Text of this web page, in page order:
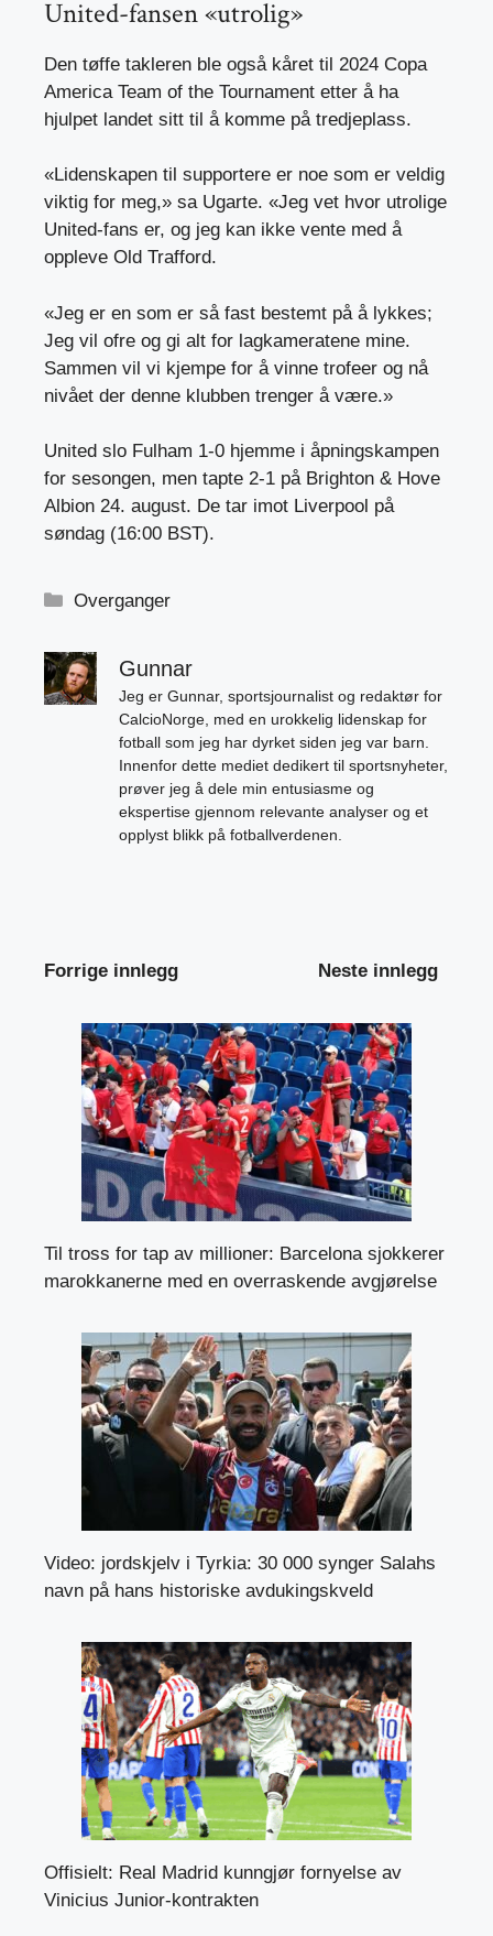
United-fansen «utrolig»
Den tøffe takleren ble også kåret til 2024 Copa
America Team of the Tournament etter å ha
hjulpet landet sitt til å komme på tredjeplass.
«Lidenskapen til supportere er noe som er veldig
viktig for meg,» sa Ugarte. «Jeg vet hvor utrolige
United-fans er, og jeg kan ikke vente med å
oppleve Old Trafford.
«Jeg er en som er så fast bestemt på å lykkes;
Jeg vil ofre og gi alt for lagkameratene mine.
Sammen vil vi kjempe for å vinne trofeer og nå
nivået der denne klubben trenger å være.»
United slo Fulham 1-0 hjemme i åpningskampen
for sesongen, men tapte 2-1 på Brighton & Hove
Albion 24. august. De tar imot Liverpool på
søndag (16:00 BST).
Kategorier
Overganger
Gunnar
Jeg er Gunnar, sportsjournalist og redaktør for
CalcioNorge, med en urokkelig lidenskap for
fotball som jeg har dyrket siden jeg var barn.
Innenfor dette mediet dedikert til sportsnyheter,
prøver jeg å dele min entusiasme og
ekspertise gjennom relevante analyser og et
opplyst blikk på fotballverdenen.
Forrige innlegg Neste innlegg
Til tross for tap av millioner: Barcelona sjokkerer
marokkanerne med en overraskende avgjørelse
Video: jordskjelv i Tyrkia: 30 000 synger Salahs
navn på hans historiske avdukingskveld
Offisielt: Real Madrid kunngjør fornyelse av
Vinicius Junior-kontrakten